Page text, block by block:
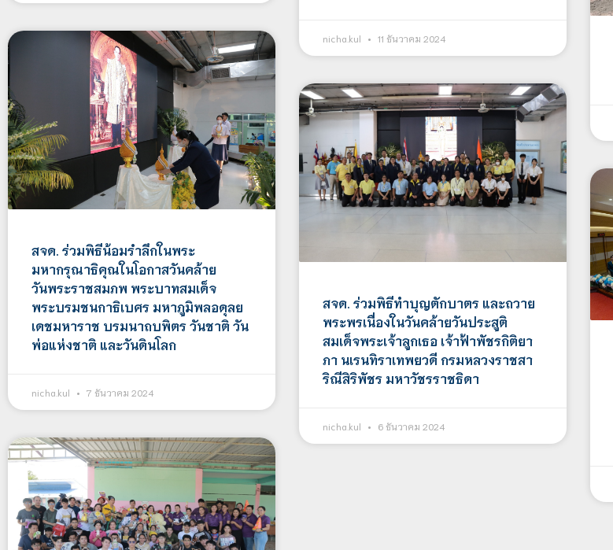
nicha.kul 11 ธันวาคม 2024
สจด. ร่วมพิธีน้อมรำลึกในพระ
มหากรุณาธิคุณในโอกาสวันคล้าย
วันพระราชสมภพ พระบาทสมเด็จ
พระบรมชนกาธิเบศร มหาภูมิพลอดุลย
เดชมหาราช บรมนาถบพิตร วันชาติ วัน
พ่อแห่งชาติ และวันดินโลก
nicha.kul 7 ธันวาคม 2024
สจด. ร่วมพิธีทำบุญตักบาตร และถวาย
พระพรเนื่องในวันคล้ายวันประสูติ
สมเด็จพระเจ้าลูกเธอ เจ้าฟ้าพัชรกิติยา
ภา นเรนทิราเทพยวดี กรมหลวงราชสา
ริณีสิริพัชร มหาวัชรราชธิดา
nicha.kul 6 ธันวาคม 2024